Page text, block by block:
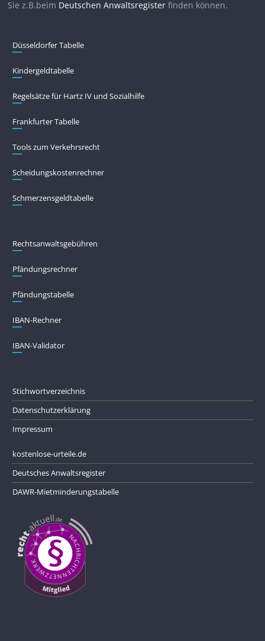
Sie z.B.beim Deutschen Anwaltsregister finden können.
Düsseldorfer Tabelle
Kindergeldtabelle
Regelsätze für Hartz IV und Sozialhilfe
Frankfurter Tabelle
Tools zum Verkehrsrecht
Scheidungskostenrechner
Schmerzensgeldtabelle
Rechtsanwaltsgebühren
Pfändungs­rechner
Pfändungs­tabelle
IBAN-Rechner
IBAN-Validator
Stichwortverzeichnis
Datenschutzerklärung
Impressum
kostenlose-urteile.de
Deutsches Anwaltsregister
DAWR-Mietminderungstabelle